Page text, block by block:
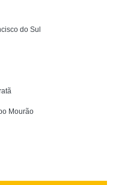
do Sul
Mourão